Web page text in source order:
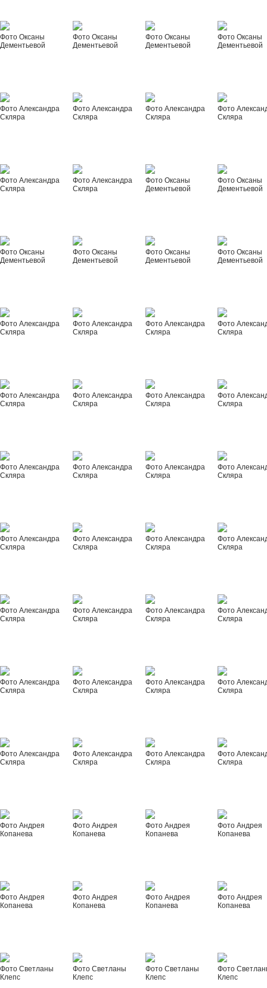
Фото Оксаны
Дементьевой
Фото Оксаны
Дементьевой
Фото Оксаны
Дементьевой
Фото Оксаны
Дементьевой
Фото Александра
Скляра
Фото Александра
Скляра
Фото Александра
Скляра
Фото
Скляра
Фото Александра
Скляра
Фото Александра
Скляра
Фото Оксаны
Дементьевой
Фото Оксаны
Дементьевой
Фото Оксаны
Дементьевой
Фото Оксаны
Дементьевой
Фото Оксаны
Дементьевой
Фото Оксаны
Дементьевой
Фото Александра
Скляра
Фото Александра
Скляра
Фото Александра
Скляра
Фото
Скляра
Фото Александра
Скляра
Фото Александра
Скляра
Фото Александра
Скляра
Фото
Скляра
Фото Александра
Скляра
Фото Александра
Скляра
Фото Александра
Скляра
Фото
Скляра
Фото Александра
Скляра
Фото Александра
Скляра
Фото Александра
Скляра
Фото
Скляра
Фото Александра
Скляра
Фото Александра
Скляра
Фото Александра
Скляра
Фото
Скляра
Фото Александра
Скляра
Фото Александра
Скляра
Фото Александра
Скляра
Фото
Скляра
Фото Александра
Скляра
Фото Александра
Скляра
Фото Александра
Скляра
Фото
Скляра
Фото Андрея
Копанева
Фото Андрея
Копанева
Фото Андрея
Копанева
Фото Андрея
Копанева
Фото Андрея
Копанева
Фото Андрея
Копанева
Фото Андрея
Копанева
Фото Андрея
Копанева
Фото Светланы
Клепс
Фото Светланы
Клепс
Фото Светланы
Клепс
Фото
Клепс